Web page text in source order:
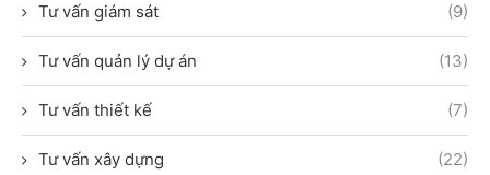
Tư vấn giám sát (9)
Tư vấn quản lý dự án (13)
Tư vấn thiết kế (7)
Tư vấn xây dựng (22)